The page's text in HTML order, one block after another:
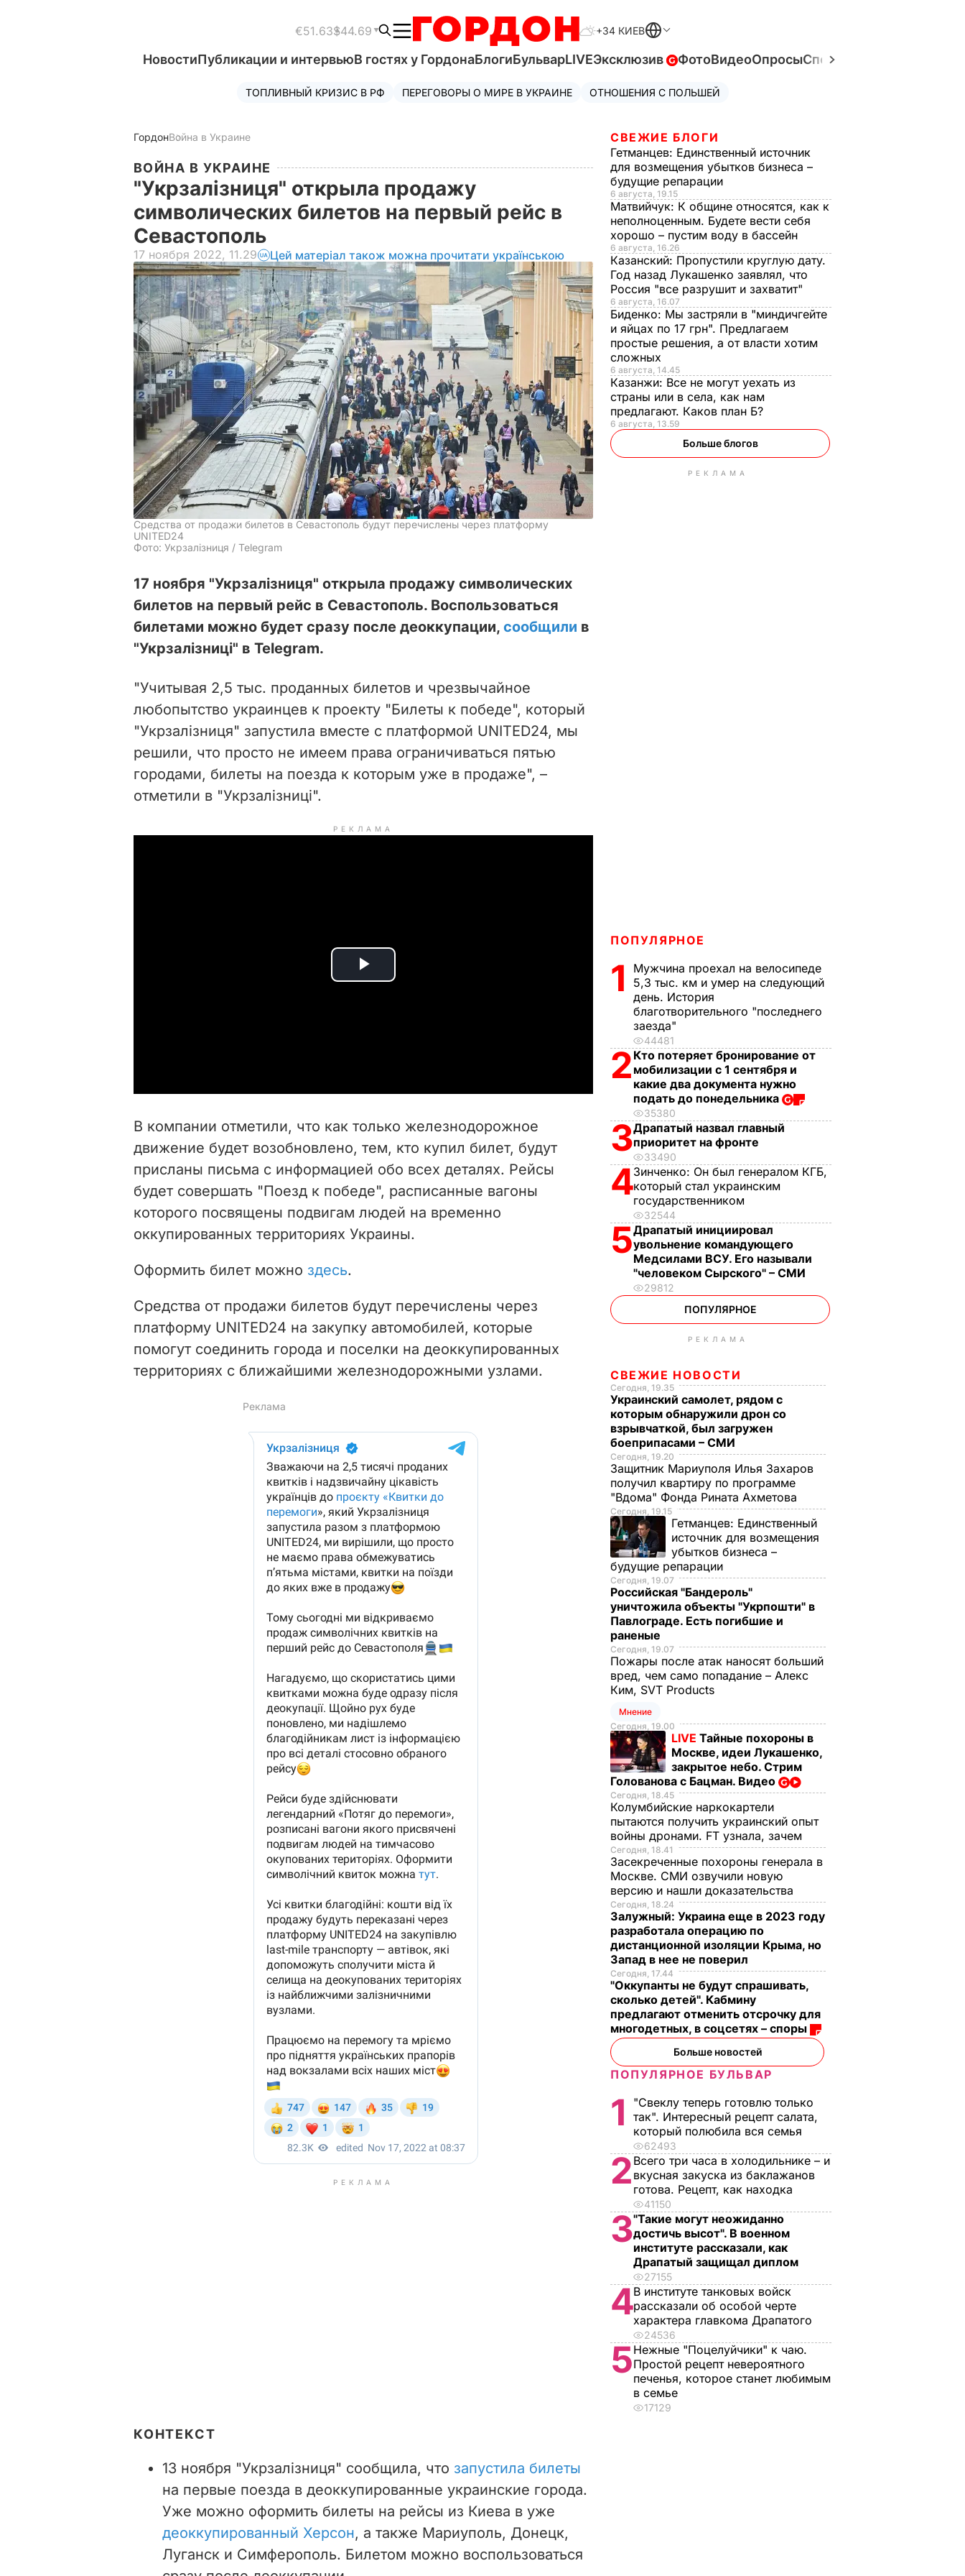
€51.63$44.69 +34 КИЕВ
НовостиПубликации и интервьюВ гостях у ГордонаБлогиБульварLIVEЭксклюзив ФотоВидеоОпросыСпецпроекты
ТОПЛИВНЫЙ КРИЗИС В РФ ПЕРЕГОВОРЫ О МИРЕ В УКРАИНЕ ОТНОШЕНИЯ С ПОЛЬШЕЙ
ГордонВойна в Украине
ВОЙНА В УКРАИНЕ
"Укрзалізниця" открыла продажу
символических билетов на первый рейс в
Севастополь
17 ноября 2022, 11.29 Цей матеріал також можна прочитати українською
Средства от продажи билетов в Севастополь будут перечислены через платформу
UNITED24
Фото: Укрзалізниця / Telegram
17 ноября "Укрзалізниця" открыла продажу символических
билетов на первый рейс в Севастополь. Воспользоваться
билетами можно будет сразу после деоккупации, сообщили в
"Укрзалізниці" в Telegram.
"Учитывая 2,5 тыс. проданных билетов и чрезвычайное
любопытство украинцев к проекту "Билеты к победе", который
"Укрзалізниця" запустила вместе с платформой UNITED24, мы
решили, что просто не имеем права ограничиваться пятью
городами, билеты на поезда к которым уже в продаже", –
отметили в "Укрзалізниці".
РЕКЛАМА
P
i
d
e
o
В компании отметили, что как только железнодорожное
движение будет возобновлено, тем, кто купил билет, будут
присланы письма с информацией обо всех деталях. Рейсы
будет совершать "Поезд к победе", расписанные вагоны
которого посвящены подвигам людей на временно
оккупированных территориях Украины.
Оформить билет можно здесь.
Средства от продажи билетов будут перечислены через
платформу UNITED24 на закупку автомобилей, которые
помогут соединить города и поселки на деоккупированных
территориях с ближайшими железнодорожными узлами.
РЕКЛАМА
КОНТЕКСТ
13 ноября "Укрзалізниця" сообщила, что запустила билеты
на первые поезда в деоккупированные украинские города.
Уже можно оформить билеты на рейсы из Киева в уже
деоккупированный Херсон, а также Мариуполь, Донецк,
Луганск и Симферополь. Билетом можно воспользоваться
СВЕЖИЕ БЛОГИ
Гетманцев: Единственный источник
для возмещения убытков бизнеса –
будущие репарации
6 августа, 19.15
Матвийчук: К общине относятся, как к
неполноценным. Будете вести себя
хорошо – пустим воду в бассейн
6 августа, 16.26
Казанский: Пропустили круглую дату.
Год назад Лукашенко заявлял, что
Россия "все разрушит и захватит"
6 августа, 16.07
Биденко: Мы застряли в "миндичгейте
и яйцах по 17 грн". Предлагаем
простые решения, а от власти хотим
сложных
6 августа, 14.45
Казанжи: Все не могут уехать из
страны или в села, как нам
предлагают. Каков план Б?
6 августа, 13.59
Больше блогов
РЕКЛАМА
ПОПУЛЯРНОЕ
1
Мужчина проехал на велосипеде
5,3 тыс. км и умер на следующий
день. История
благотворительного "последнего
заезда"
44481
2 Кто потеряет бронирование от
мобилизации с 1 сентября и
какие два документа нужно
подать до понедельника
35380
3Драпатый назвал главный
приоритет на фронте
33490
4Зинченко: Он был генералом КГБ,
который стал украинским
государственником
32544
5Драпатый инициировал
увольнение командующего
Медсилами ВСУ. Его называли
"человеком Сырского" – СМИ
29812
ПОПУЛЯРНОЕ
РЕКЛАМА
СВЕЖИЕ НОВОСТИ
Сегодня, 19.35
Украинский самолет, рядом с
которым обнаружили дрон со
взрывчаткой, был загружен
боеприпасами – СМИ
Сегодня, 19.20
Защитник Мариуполя Илья Захаров
получил квартиру по программе
"Вдома" Фонда Рината Ахметова
Сегодня, 19.15
Гетманцев: Единственный
источник для возмещения
убытков бизнеса –
будущие репарации
Сегодня, 19.07
Российская "Бандероль"
уничтожила объекты "Укрпошти" в
Павлограде. Есть погибшие и
раненые
Сегодня, 19.07
Пожары после атак наносят больший
вред, чем само попадание – Алекс
Ким, SVT Products
Мнение
Сегодня, 19.00
LIVE Тайные похороны в
Москве, идеи Лукашенко,
закрытое небо. Стрим
Голованова с Бацман. Видео
Сегодня, 18.45
Колумбийские наркокартели
пытаются получить украинский опыт
войны дронами. FT узнала, зачем
Сегодня, 18.41
Засекреченные похороны генерала в
Москве. СМИ озвучили новую
версию и нашли доказательства
Сегодня, 18.24
Залужный: Украина еще в 2023 году
разработала операцию по
дистанционной изоляции Крыма, но
Запад в нее не поверил
Сегодня, 17.44
"Оккупанты не будут спрашивать,
сколько детей". Кабмину
предлагают отменить отсрочку для
многодетных, в соцсетях – споры
Больше новостей
ПОПУЛЯРНОЕ БУЛЬВАР
1
"Свеклу теперь готовлю только
так". Интересный рецепт салата,
который полюбила вся семья
62493
2 Всего три часа в холодильнике – и
вкусная закуска из баклажанов
готова. Рецепт, как находка
41150
3"Такие могут неожиданно
достичь высот". В военном
институте рассказали, как
Драпатый защищал диплом
27155
4В институте танковых войск
рассказали об особой черте
характера главкома Драпатого
24536
5Нежные "Поцелуйчики" к чаю.
Простой рецепт невероятного
печенья, которое станет любимым
в семье
17129